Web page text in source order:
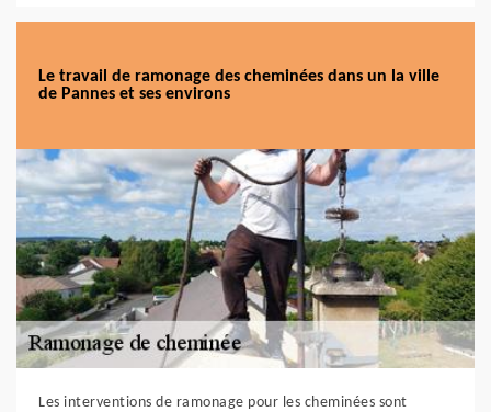
Le travail de ramonage des cheminées dans un la ville
de Pannes et ses environs
Les interventions de ramonage pour les cheminées sont